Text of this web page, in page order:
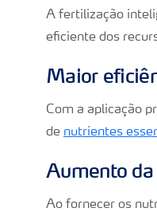
A fertilização
eficiente dos
Maior
Com a aplicação
de nutrientes
Aumento
Ao fornecer os